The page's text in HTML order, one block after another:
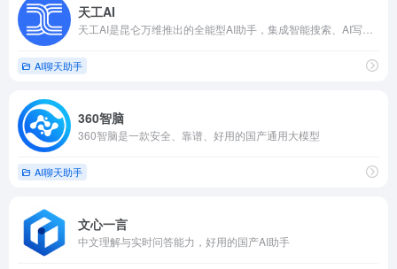
天工AI
AI聊天助手
360智脑
360智脑是一款安全、靠谱、好用的国产通用大模型
AI聊天助手
文心一言
中文理解与实时问答能力，好用的国产AI助手